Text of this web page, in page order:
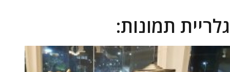
גלריית תמונות: